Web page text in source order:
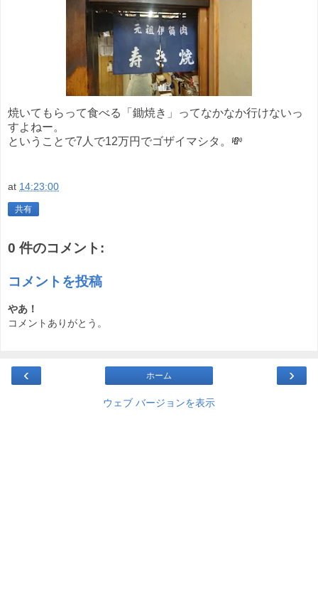
焼いてもらって食べる「鋤焼き」ってなかなか行けないっ
すよねー。
ということで7人で12万円でゴザイマシタ。💸
at 14:23:00
共有
0 件のコメント:
コメントを投稿
やあ！
コメントありがとう。
‹ ›
ホーム
ウェブ バージョンを表示